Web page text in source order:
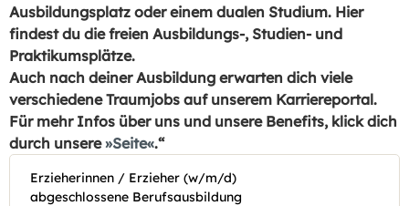
Ausbildungsplatz oder einem dualen Studium. Hier
findest du die freien Ausbildungs-, Studien- und
Praktikumsplätze.
Auch nach deiner Ausbildung erwarten dich viele
verschiedene Traumjobs auf unserem Karriereportal.
Für mehr Infos über uns und unsere Benefits, klick dich
durch unsere Seite .“
Erzieherinnen / Erzieher (w/m/d)
abgeschlossene Berufsausbildung